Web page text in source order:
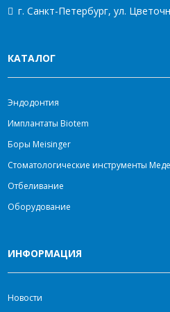
г. Санкт-Петербург, ул.
КАТАЛОГ
Эндодонтия
Имплантаты Biotem
Боры Meisinger
Стоматологические инструменты
Отбеливание
Оборудование
ИНФОРМАЦИЯ
Новости